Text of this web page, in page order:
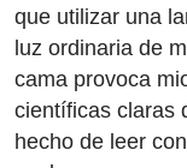
que utilizar una
luz ordinaria de
cama provoca
científicas claras
hecho de leer